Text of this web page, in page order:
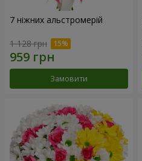
7 ніжних альстромерій
1 128 грн
Замовити